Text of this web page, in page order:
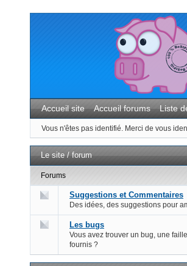
Accueil site Accueil forums Liste
Vous n'êtes pas identifié. Merci de vous
Le site / forum
Forums
Suggestions et Commentaires
Des idées, des suggestions pour
Les bugs
Vous avez trouver un bug, une
fournis ?